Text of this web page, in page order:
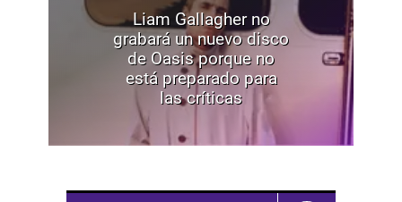
Liam Gallagher no
grabará un nuevo disco
de Oasis porque no
está preparado para
las críticas